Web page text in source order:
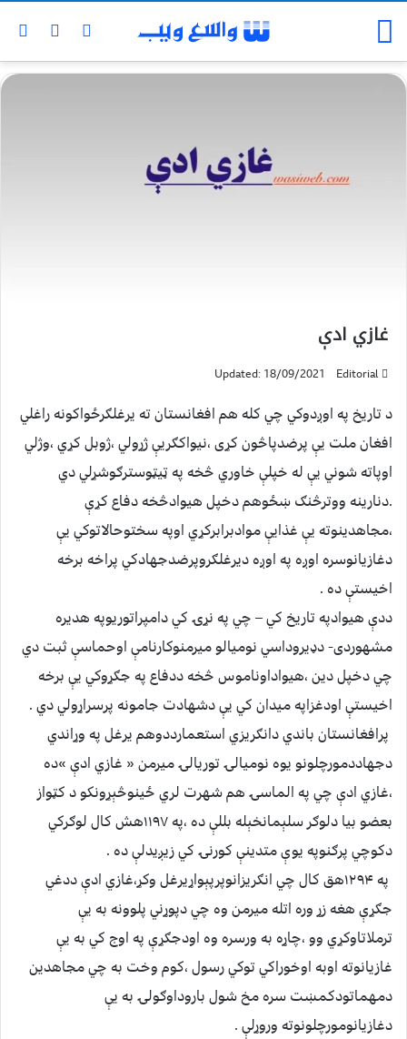
غازي ادې
Editorial
Updated: 18/09/2021
د تاریخ په اوږدوکي چي کله هم افغانستان ته یرغلګرځواکونه راغلي
افغان ملت یې پرضدپاڅون کړی ،نیواکګریې ژړولي ،ژوبل کړي ،وژلي
اوپاته شوني یې له خپلې خاوري څخه په ټیټوسترګوشړلي دي
.دنارینه ووترڅنګ ښځوهم دخپل هیوادڅخه دفاع کړې
،مجاهدینوته یې غذایې موادبرابرکړي اوپه سختوحالاتوکي یې
دغازیانوسره اوږه په اوږه دیرغلګروپرضدجهادکي پراخه برخه
اخیستې ده .
ددې هیوادپه تاریخ کي – چي په نړۍ کي دامپراتوریوپه هدیره
مشهوردی- دډیروداسي نومیالو میرمنوکارنامې اوحماسې ثبت دي
چي دخپل دین ،هیواداوناموس څخه ددفاع په جګړوکي یې برخه
اخیستې اودغزاپه میدان کي یې دشهادت جامونه پرسراړولي دي .
پرافغانستان باندي دانګریزي استعمارددوهم یرغل په وړاندي
دجهاددمورچلونو یوه نومیالۍ توریالۍ میرمن « غازي ادې »ده
،غازي ادې چي په الماسۍ هم شهرت لري ځینوڅېړونکو د کټواز
بعضو بیا دلوګر سلېمانخېله بللې ده ،په ۱۱۹۷هش کال لوګرکي
دکوچي پرګنوپه یوې متدینې کورنۍ کي زیږیدلې ده .
په ۱۲۹۴هق کال چي انګریزانوپرپېواړیرغل وکړ،غازي ادې ددغي
جګړې هغه زړ وره اتله میرمن وه چي دپوړني پلوونه به یې
ترملاتاوکړي وو ،چاړه به ورسره وه اودجګړې په اوج کي به یې
غازیانوته اوبه اوخوراکي توکي رسول ،کوم وخت به چي مجاهدین
دمهماتودکمښت سره مخ شول باروداوګولۍ به یې
دغازیانومورچلونوته وروړلې .